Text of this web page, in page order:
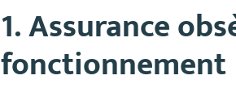
1. Assurance
fonctionnement